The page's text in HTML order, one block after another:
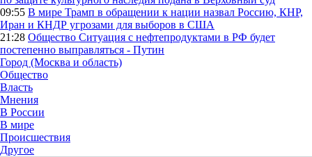
09:55 В мире Трамп в обращении к нации назвал Россию, КНР,
Иран и КНДР угрозами для выборов в США
21:28 Общество Ситуация с нефтепродуктами в РФ будет
постепенно выправляться - Путин
Город (Москва и область)
Общество
Власть
Мнения
В России
В мире
Происшествия
Другое